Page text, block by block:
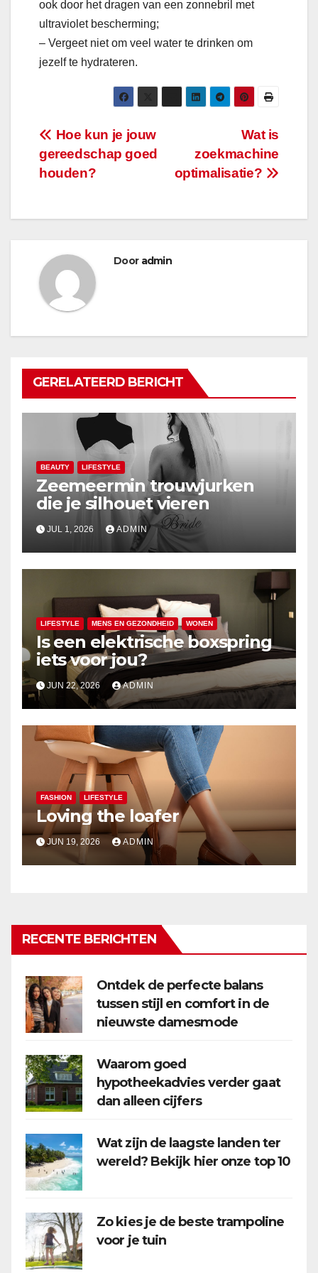
ook door het dragen van een zonnebril met
ultraviolet bescherming;
– Vergeet niet om veel water te drinken om
jezelf te hydrateren.
Bericht
navigatie
Wat is
zoekmachine
optimalisatie?
Hoe kun je jouw
gereedschap goed
houden?
Door admin
GERELATEERD BERICHT
BEAUTY LIFESTYLE
Zeemeermin trouwjurken
die je silhouet vieren
JUL 1, 2026 ADMIN
LIFESTYLE MENS EN GEZONDHEID WONEN
Is een elektrische boxspring
iets voor jou?
JUN 22, 2026 ADMIN
FASHION LIFESTYLE
Loving the loafer
JUN 19, 2026 ADMIN
RECENTE BERICHTEN
Ontdek de perfecte balans
tussen stijl en comfort in de
nieuwste damesmode
Waarom goed
hypotheekadvies verder gaat
dan alleen cijfers
Wat zijn de laagste landen ter
wereld? Bekijk hier onze top 10
Zo kies je de beste trampoline
voor je tuin